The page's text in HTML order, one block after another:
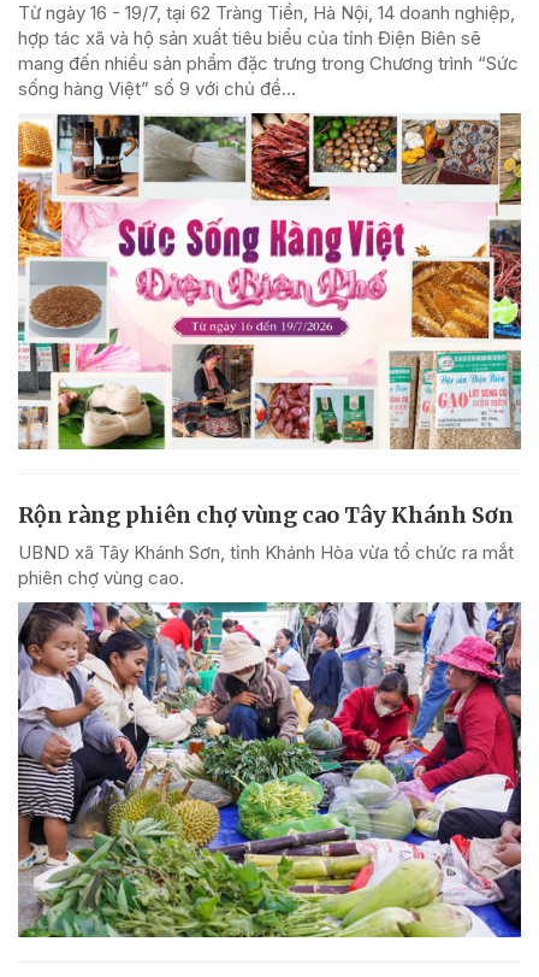
Từ ngày 16 - 19/7, tại 62 Tràng Tiền, Hà Nội, 14 doanh nghiệp,
hợp tác xã và hộ sản xuất tiêu biểu của tỉnh Điện Biên sẽ
mang đến nhiều sản phẩm đặc trưng trong Chương trình “Sức
sống hàng Việt” số 9 với chủ đề...
Rộn ràng phiên chợ vùng cao Tây Khánh Sơn
UBND xã Tây Khánh Sơn, tỉnh Khánh Hòa vừa tổ chức ra mắt
phiên chợ vùng cao.